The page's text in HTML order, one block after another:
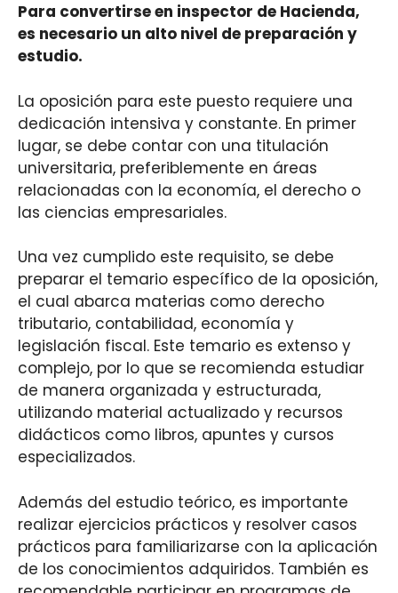
Para convertirse en inspector de Hacienda,
es necesario un alto nivel de preparación y
estudio.
La oposición para este puesto requiere una
dedicación intensiva y constante. En primer
lugar, se debe contar con una titulación
universitaria, preferiblemente en áreas
relacionadas con la economía, el derecho o
las ciencias empresariales.
Una vez cumplido este requisito, se debe
preparar el temario específico de la oposición,
el cual abarca materias como derecho
tributario, contabilidad, economía y
legislación fiscal. Este temario es extenso y
complejo, por lo que se recomienda estudiar
de manera organizada y estructurada,
utilizando material actualizado y recursos
didácticos como libros, apuntes y cursos
especializados.
Además del estudio teórico, es importante
realizar ejercicios prácticos y resolver casos
prácticos para familiarizarse con la aplicación
de los conocimientos adquiridos. También es